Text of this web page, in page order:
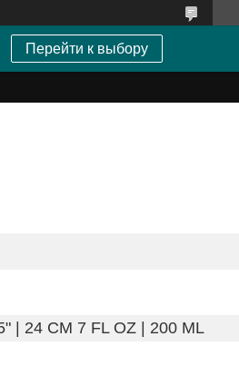
Перейти к выбору
24 CM 7 FL OZ | 200 ML